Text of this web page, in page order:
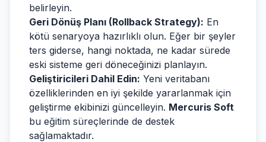
belirleyin.
Geri Dönüş Planı (Rollback Strategy): En
kötü senaryoya hazırlıklı olun. Eğer bir şeyler
ters giderse, hangi noktada, ne kadar sürede
eski sisteme geri döneceğinizi planlayın.
Geliştiricileri Dahil Edin: Yeni veritabanı
özelliklerinden en iyi şekilde yararlanmak için
geliştirme ekibinizi güncelleyin. Mercuris Soft
bu eğitim süreçlerinde de destek
sağlamaktadır.